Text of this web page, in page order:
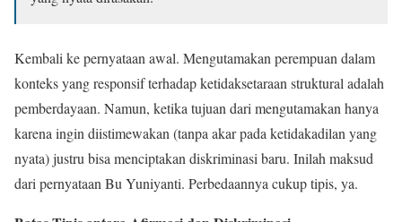
Kembali ke pernyataan awal. Mengutamakan perempuan dalam
konteks yang responsif terhadap ketidaksetaraan struktural adalah
pemberdayaan. Namun, ketika tujuan dari mengutamakan hanya
karena ingin diistimewakan (tanpa akar pada ketidakadilan yang
nyata) justru bisa menciptakan diskriminasi baru. Inilah maksud
dari pernyataan Bu Yuniyanti. Perbedaannya cukup tipis, ya.